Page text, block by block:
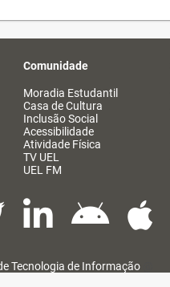
Comunidade
Moradia Estudantil
Casa de Cultura
Inclusão Social
Acessibilidade
Atividade Física
TV UEL
UEL FM
Tecnologia de Informação